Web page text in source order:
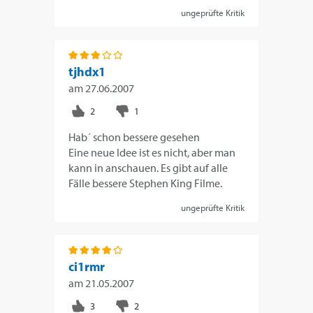
ungeprüfte Kritik
tjhdx1
am 27.06.2007
Hab´ schon bessere gesehen
Eine neue Idee ist es nicht, aber man
kann in anschauen. Es gibt auf alle
Fälle bessere Stephen King Filme.
ungeprüfte Kritik
ci1rmr
am 21.05.2007